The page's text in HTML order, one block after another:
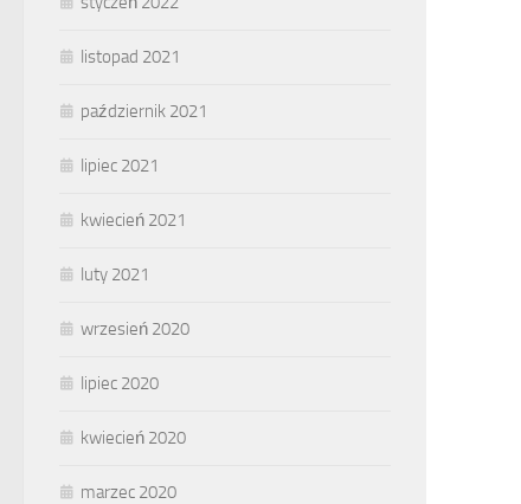
listopad 2021
październik 2021
lipiec 2021
kwiecień 2021
luty 2021
wrzesień 2020
lipiec 2020
kwiecień 2020
marzec 2020